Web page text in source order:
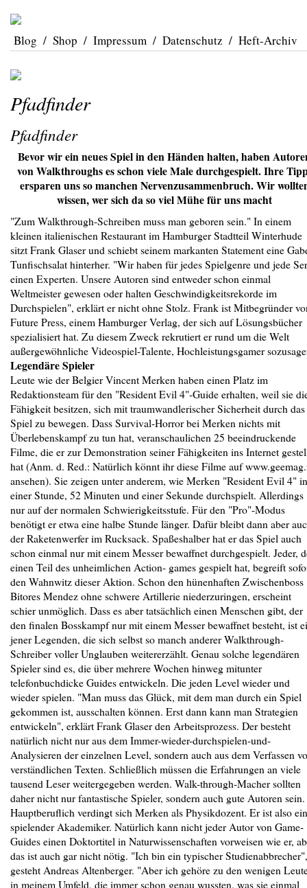
Blog / Shop / Impressum / Datenschutz / Heft-Archiv
Pfadfinder
Pfadfinder
Bevor wir ein neues Spiel in den Händen halten, haben
von Walkthroughs es schon viele Male durchgespielt. Ihre
ersparen uns so manchen Nervenzusammenbruch. Wir
wissen, wer sich da so viel Mühe für uns macht
"Zum Walkthrough-Schreiben muss man geboren sein." In einem
kleinen italienischen Restaurant im Hamburger Stadtteil Winterhude
sitzt Frank Glaser und schiebt seinem markanten Statement eine
Tunfischsalat hinterher. "Wir haben für jedes Spielgenre und jede
einen Experten. Unsere Autoren sind entweder schon einmal
Weltmeister gewesen oder halten Geschwindigkeitsrekorde im
Durchspielen", erklärt er nicht ohne Stolz. Frank ist Mitbegründer
Future Press, einem Hamburger Verlag, der sich auf Lösungsbücher
spezialisiert hat. Zu diesem Zweck rekrutiert er rund um die Welt
außergewöhnliche Videospiel-Talente, Hochleistungsgamer
Legendäre Spieler
Leute wie der Belgier Vincent Merken haben einen Platz im
Redaktionsteam für den "Resident Evil 4"-Guide erhalten, weil sie
Fähigkeit besitzen, sich mit traumwandlerischer Sicherheit durch das
Spiel zu bewegen. Dass Survival-Horror bei Merken nichts mit
Überlebenskampf zu tun hat, veranschaulichen 25 beeindruckende
Filme, die er zur Demonstration seiner Fähigkeiten ins Internet
hat (Anm. d. Red.: Natürlich könnt ihr diese Filme auf
ansehen). Sie zeigen unter anderem, wie Merken "Resident Evil 4" in
einer Stunde, 52 Minuten und einer Sekunde durchspielt. Allerdings
nur auf der normalen Schwierigkeitsstufe. Für den "Pro"-Modus
benötigt er etwa eine halbe Stunde länger. Dafür bleibt dann aber
der Raketenwerfer im Rucksack. Spaßeshalber hat er das Spiel auch
schon einmal nur mit einem Messer bewaffnet durchgespielt. Jeder,
einen Teil des unheimlichen Action- games gespielt hat, begreift
den Wahnwitz dieser Aktion. Schon den hünenhaften Zwischenboss
Bitores Mendez ohne schwere Artillerie niederzuringen, erscheint
schier unmöglich. Dass es aber tatsächlich einen Menschen gibt, der
den finalen Bosskampf nur mit einem Messer bewaffnet besteht, ist
jener Legenden, die sich selbst so manch anderer Walkthrough-
Schreiber voller Unglauben weitererzählt. Genau solche legendären
Spieler sind es, die über mehrere Wochen hinweg mitunter
telefonbuchdicke Guides entwickeln. Die jeden Level wieder und
wieder spielen. "Man muss das Glück, mit dem man durch ein Spiel
gekommen ist, ausschalten können. Erst dann kann man Strategien
entwickeln", erklärt Frank Glaser den Arbeitsprozess. Der besteht
natürlich nicht nur aus dem Immer-wieder-durchspielen-und-
Analysieren der einzelnen Level, sondern auch aus dem Verfassen
verständlichen Texten. Schließlich müssen die Erfahrungen an viele
tausend Leser weitergegeben werden. Walk-through-Macher sollten
daher nicht nur fantastische Spieler, sondern auch gute Autoren sein.
Hauptberuflich verdingt sich Merken als Physikdozent. Er ist also ein
spielender Akademiker. Natürlich kann nicht jeder Autor von Game-
Guides einen Doktortitel in Naturwissenschaften vorweisen wie er,
das ist auch gar nicht nötig. "Ich bin ein typischer Studienabbrecher",
gesteht Andreas Altenberger. "Aber ich gehöre zu den wenigen
in meinem Umfeld, die immer schon genau wussten, was sie einmal